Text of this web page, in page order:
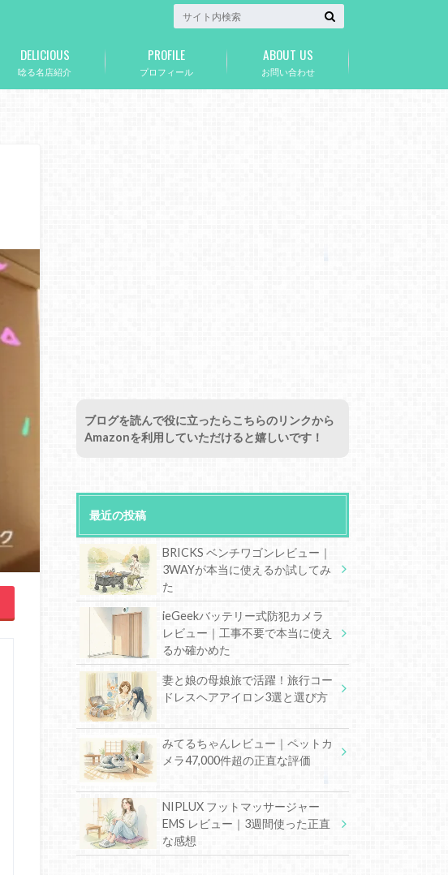
唸る名店紹介
DELICIOUS
プロフィール
PROFILE
お問い合わせ
ABOUT US
ブログを読んで役に立ったらこちらのリンクから
Amazonを利用していただけると嬉しいです！
最近の投稿
BRICKS ベンチワゴンレビュー｜
3WAYが本当に使えるか試してみ
た
ieGeekバッテリー式防犯カメラ
レビュー｜工事不要で本当に使え
るか確かめた
妻と娘の母娘旅で活躍！旅行コー
ドレスヘアアイロン3選と選び方
みてるちゃんレビュー｜ペットカ
メラ47,000件超の正直な評価
NIPLUX フットマッサージャー
EMS レビュー｜3週間使った正直
な感想